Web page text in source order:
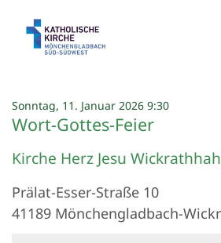
Sonntag, 11. Januar 2026 9:30:
Wort-Gottes-Feier
Kirche Herz Jesu
Prälat-Esser-Straße 10
41189 Mönchengladbach-